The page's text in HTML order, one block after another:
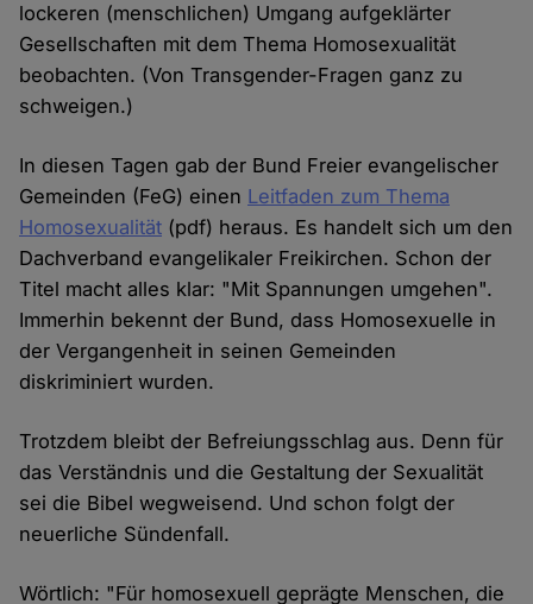
lockeren (menschlichen) Umgang aufgeklärter
Gesellschaften mit dem Thema Homosexualität
beobachten. (Von Transgender-Fragen ganz zu
schweigen.)
In diesen Tagen gab der Bund Freier evangelischer
Gemeinden (FeG) einen Leitfaden zum Thema
Homosexualität (pdf) heraus. Es handelt sich um den
Dachverband evangelikaler Freikirchen. Schon der
Titel macht alles klar: "Mit Spannungen umgehen".
Immerhin bekennt der Bund, dass Homosexuelle in
der Vergangenheit in seinen Gemeinden
diskriminiert wurden.
Trotzdem bleibt der Befreiungsschlag aus. Denn für
das Verständnis und die Gestaltung der Sexualität
sei die Bibel wegweisend. Und schon folgt der
neuerliche Sündenfall.
Wörtlich: "Für homosexuell geprägte Menschen, die